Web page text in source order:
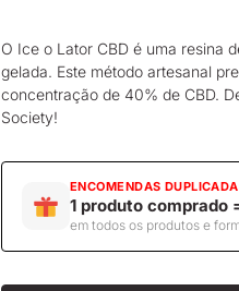
O Ice o Lator CBD é uma resina
gelada. Este método artesanal
concentração de 40% de CBD.
Society!
ENCOMENDAS
1 produto comprado
em todos os produtos e